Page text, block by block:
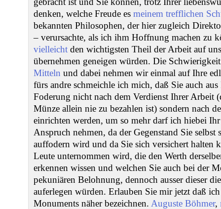
denken, welche Freude es meinem trefflichen
bekannten Philosophen, der hier zugleich
– verursachte, als ich ihm Hoffnung machen zu
vielleicht den wichtigsten Theil der Arbeit auf
übernehmen geneigen würden. Die
Mitteln und dabei nehmen wir einmal auf Ihre
fürs andre schmeichle ich mich, daß Sie auch
Foderung nicht nach dem Verdienst Ihrer Arbeit
Münze allein nie zu bezahlen ist) sondern nach
einrichten werden, um so mehr darf ich hiebei
Anspruch nehmen, da der Gegenstand Sie
auffodern wird und da Sie sich versichert halten
Leute unternommen wird, die den Werth
erkennen wissen und welchen Sie auch bei der
pekuniären Belohnung, dennoch ausser dieser
auferlegen würden. Erlauben Sie mir jetzt daß
Monuments näher bezeichnen. Auguste Böhmer,